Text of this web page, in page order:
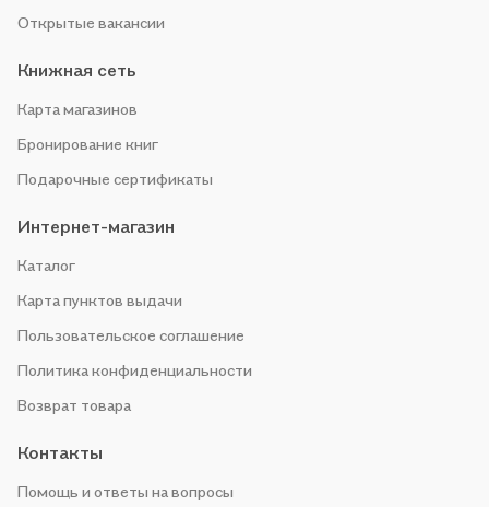
Открытые вакансии
Книжная сеть
Карта магазинов
Бронирование книг
Подарочные сертификаты
Интернет-магазин
Каталог
Карта пунктов выдачи
Пользовательское соглашение
Политика конфиденциальности
Возврат товара
Контакты
Помощь и ответы на вопросы